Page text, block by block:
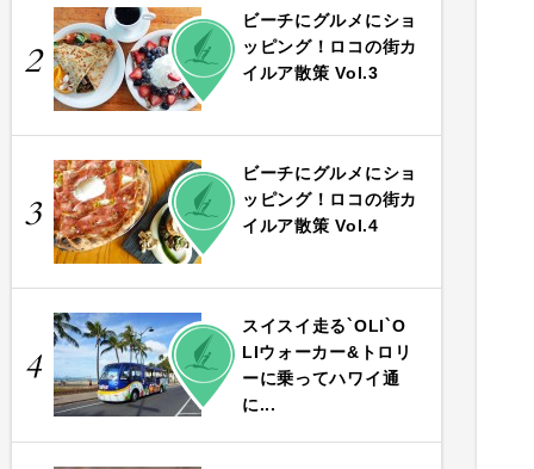
2
PLAY
ビーチにグルメにショ
ッピング！ロコの街カ
イルア散策 Vol.3
3
PLAY
ビーチにグルメにショ
ッピング！ロコの街カ
イルア散策 Vol.4
4
PLAY
スイスイ走る`OLI`O
LIウォーカー&トロリ
ーに乗ってハワイ通
に...